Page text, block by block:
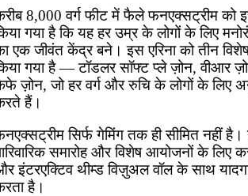
8,000 वर्ग फीट में फैले फनएक्सट्रीम को
गया है कि यह हर उम्र के लोगों के लिए
एक जीवंत केंद्र बने। इस एरिना को तीन
गया है — टॉडलर सॉफ्ट प्ले ज़ोन, वीआर
ज़ोन, जो हर वर्ग और रुचि के लोगों के लिए
हैं।
सिर्फ गेमिंग तक ही सीमित नहीं है।
समारोह और विशेष आयोजनों के
इंटरएक्टिव थीम्ड विज़ुअल वॉल के साथ
है।